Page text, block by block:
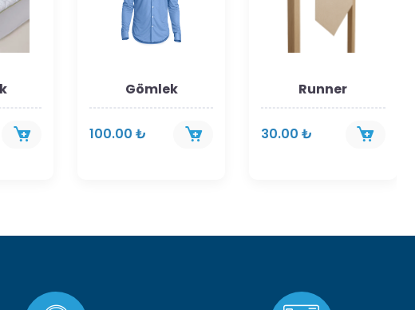
Gömlek
100.00 ₺
Runner
30.00 ₺